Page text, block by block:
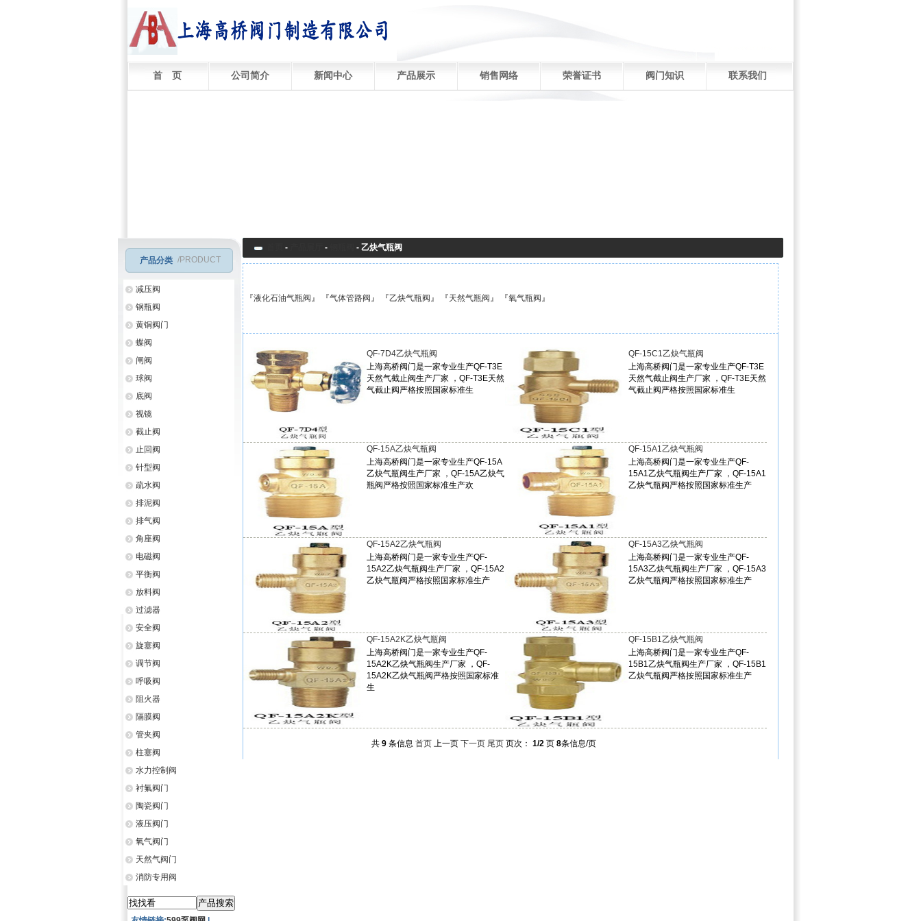
首 页 公司简介 新闻中心 产品展示 销售网络 荣誉证书 阀门知识 联系我们
产品分类 /PRODUCT
减压阀
钢瓶阀
黄铜阀门
蝶阀
闸阀
球阀
底阀
视镜
截止阀
止回阀
针型阀
疏水阀
排泥阀
排气阀
角座阀
电磁阀
平衡阀
放料阀
过滤器
安全阀
旋塞阀
调节阀
呼吸阀
阻火器
隔膜阀
管夹阀
柱塞阀
水力控制阀
衬氟阀门
陶瓷阀门
液压阀门
氧气阀门
天然气阀门
消防专用阀
- - - 乙炔气瓶阀
『液化石油气瓶阀 』 『气体管路阀 』 『乙炔气瓶阀 』 『天然气瓶阀 』 『氧气瓶阀 』
QF-7D4乙炔气瓶阀
上海高桥阀门是一家专业生产QF-T3E
天然气截止阀生产厂家 ，QF-T3E天然
气截止阀严格按照国家标准生
QF-15C1乙炔气瓶阀
上海高桥阀门是一家专业生产QF-T3E
天然气截止阀生产厂家 ，QF-T3E天然
气截止阀严格按照国家标准生
QF-15A乙炔气瓶阀
上海高桥阀门是一家专业生产QF-15A
乙炔气瓶阀生产厂家 ，QF-15A乙炔气
瓶阀严格按照国家标准生产欢
QF-15A1乙炔气瓶阀
上海高桥阀门是一家专业生产QF-
15A1乙炔气瓶阀生产厂家 ，QF-15A1
乙炔气瓶阀严格按照国家标准生产
QF-15A2乙炔气瓶阀
上海高桥阀门是一家专业生产QF-
15A2乙炔气瓶阀生产厂家 ，QF-15A2
乙炔气瓶阀严格按照国家标准生产
QF-15A3乙炔气瓶阀
上海高桥阀门是一家专业生产QF-
15A3乙炔气瓶阀生产厂家 ，QF-15A3
乙炔气瓶阀严格按照国家标准生产
QF-15A2K乙炔气瓶阀
上海高桥阀门是一家专业生产QF-
15A2K乙炔气瓶阀生产厂家 ，QF-
15A2K乙炔气瓶阀严格按照国家标准
生
QF-15B1乙炔气瓶阀
上海高桥阀门是一家专业生产QF-
15B1乙炔气瓶阀生产厂家 ，QF-15B1
乙炔气瓶阀严格按照国家标准生产
共 9 条信息 首页 上一页 下一页 尾页 页次： 1/2 页 8条信息/页